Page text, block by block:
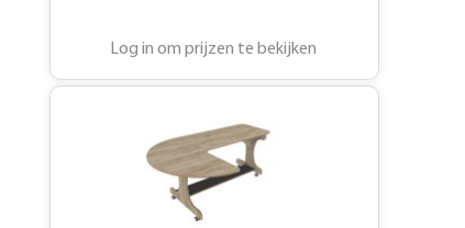
Log in om prijzen te bekijken